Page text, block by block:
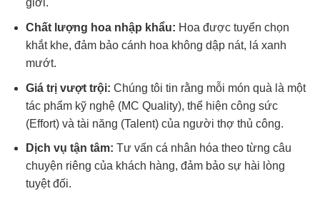
giới.
Chất lượng hoa nhập khẩu: Hoa được tuyển chọn
khắt khe, đảm bảo cánh hoa không dập nát, lá xanh
mướt.
Giá trị vượt trội: Chúng tôi tin rằng mỗi món quà là một
tác phẩm kỹ nghệ (MC Quality), thể hiện công sức
(Effort) và tài năng (Talent) của người thợ thủ công.
Dịch vụ tận tâm: Tư vấn cá nhân hóa theo từng câu
chuyện riêng của khách hàng, đảm bảo sự hài lòng
tuyệt đối.